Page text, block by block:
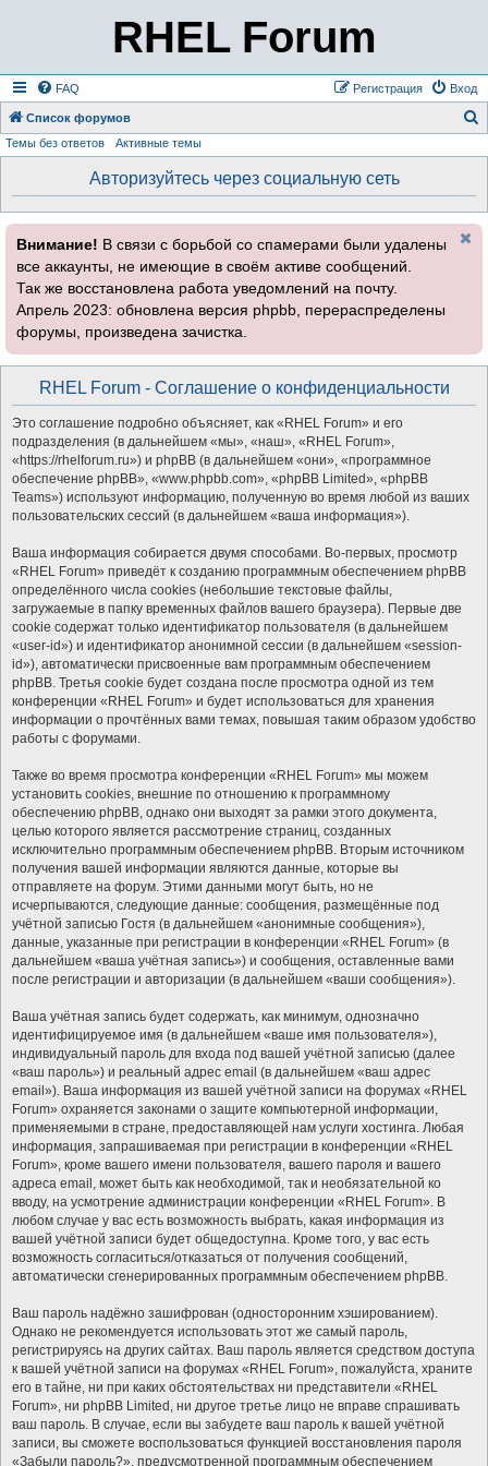
RHEL Forum
FAQ Вход
Регистрация
Список форумов
Темы без ответов Активные темы
Авторизуйтесь через социальную сеть
Внимание! В связи с борьбой со спамерами были удалены
все аккаунты, не имеющие в своём активе сообщений.
Так же восстановлена работа уведомлений на почту.
Апрель 2023: обновлена версия phpbb, перераспределены
форумы, произведена зачистка.
RHEL Forum - Соглашение о конфиденциальности
Это соглашение подробно объясняет, как «RHEL Forum» и его
подразделения (в дальнейшем «мы», «наш», «RHEL Forum»,
«https://rhelforum.ru») и phpBB (в дальнейшем «они», «программное
обеспечение phpBB», «www.phpbb.com», «phpBB Limited», «phpBB
Teams») используют информацию, полученную во время любой из ваших
пользовательских сессий (в дальнейшем «ваша информация»).
Ваша информация собирается двумя способами. Во-первых, просмотр
«RHEL Forum» приведёт к созданию программным обеспечением phpBB
определённого числа cookies (небольшие текстовые файлы,
загружаемые в папку временных файлов вашего браузера). Первые две
cookie содержат только идентификатор пользователя (в дальнейшем
«user-id») и идентификатор анонимной сессии (в дальнейшем «session-
id»), автоматически присвоенные вам программным обеспечением
phpBB. Третья cookie будет создана после просмотра одной из тем
конференции «RHEL Forum» и будет использоваться для хранения
информации о прочтённых вами темах, повышая таким образом удобство
работы с форумами.
Также во время просмотра конференции «RHEL Forum» мы можем
установить cookies, внешние по отношению к программному
обеспечению phpBB, однако они выходят за рамки этого документа,
целью которого является рассмотрение страниц, созданных
исключительно программным обеспечением phpBB. Вторым источником
получения вашей информации являются данные, которые вы
отправляете на форум. Этими данными могут быть, но не
исчерпываются, следующие данные: сообщения, размещённые под
учётной записью Гостя (в дальнейшем «анонимные сообщения»),
данные, указанные при регистрации в конференции «RHEL Forum» (в
дальнейшем «ваша учётная запись») и сообщения, оставленные вами
после регистрации и авторизации (в дальнейшем «ваши сообщения»).
Ваша учётная запись будет содержать, как минимум, однозначно
идентифицируемое имя (в дальнейшем «ваше имя пользователя»),
индивидуальный пароль для входа под вашей учётной записью (далее
«ваш пароль») и реальный адрес email (в дальнейшем «ваш адрес
email»). Ваша информация из вашей учётной записи на форумах «RHEL
Forum» охраняется законами о защите компьютерной информации,
применяемыми в стране, предоставляющей нам услуги хостинга. Любая
информация, запрашиваемая при регистрации в конференции «RHEL
Forum», кроме вашего имени пользователя, вашего пароля и вашего
адреса email, может быть как необходимой, так и необязательной ко
вводу, на усмотрение администрации конференции «RHEL Forum». В
любом случае у вас есть возможность выбрать, какая информация из
вашей учётной записи будет общедоступна. Кроме того, у вас есть
возможность согласиться/отказаться от получения сообщений,
автоматически сгенерированных программным обеспечением phpBB.
Ваш пароль надёжно зашифрован (односторонним хэшированием).
Однако не рекомендуется использовать этот же самый пароль,
регистрируясь на других сайтах. Ваш пароль является средством доступа
к вашей учётной записи на форумах «RHEL Forum», пожалуйста, храните
его в тайне, ни при каких обстоятельствах ни представители «RHEL
Forum», ни phpBB Limited, ни другое третье лицо не вправе спрашивать
ваш пароль. В случае, если вы забудете ваш пароль к вашей учётной
записи, вы сможете воспользоваться функцией восстановления пароля
«Забыли пароль?», предусмотренной программным обеспечением